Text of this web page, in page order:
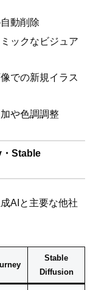
動削除
ックなビジュア
での新規イラス
や色調調整
Stable
AIと主要な他社
Stable
Diffusion